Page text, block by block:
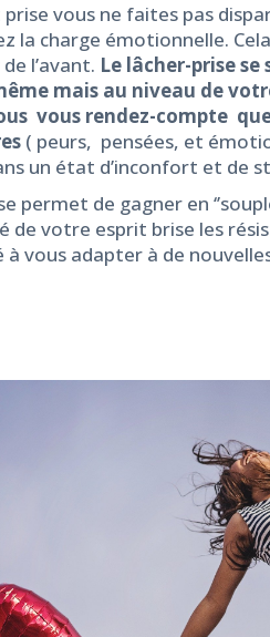
vous ne faites pas
la charge émotionnelle.
l’avant. Le lâcher-prise
mais au niveau de
vous rendez-compte
( peurs, pensées, et
un état d’inconfort et de
permet de gagner en
de votre esprit brise les
vous adapter à de